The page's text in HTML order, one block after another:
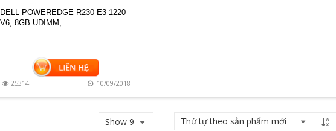
DELL POWEREDGE R230 E3-1220
V6, 8GB UDIMM,
25314 10/09/2018
Show 9